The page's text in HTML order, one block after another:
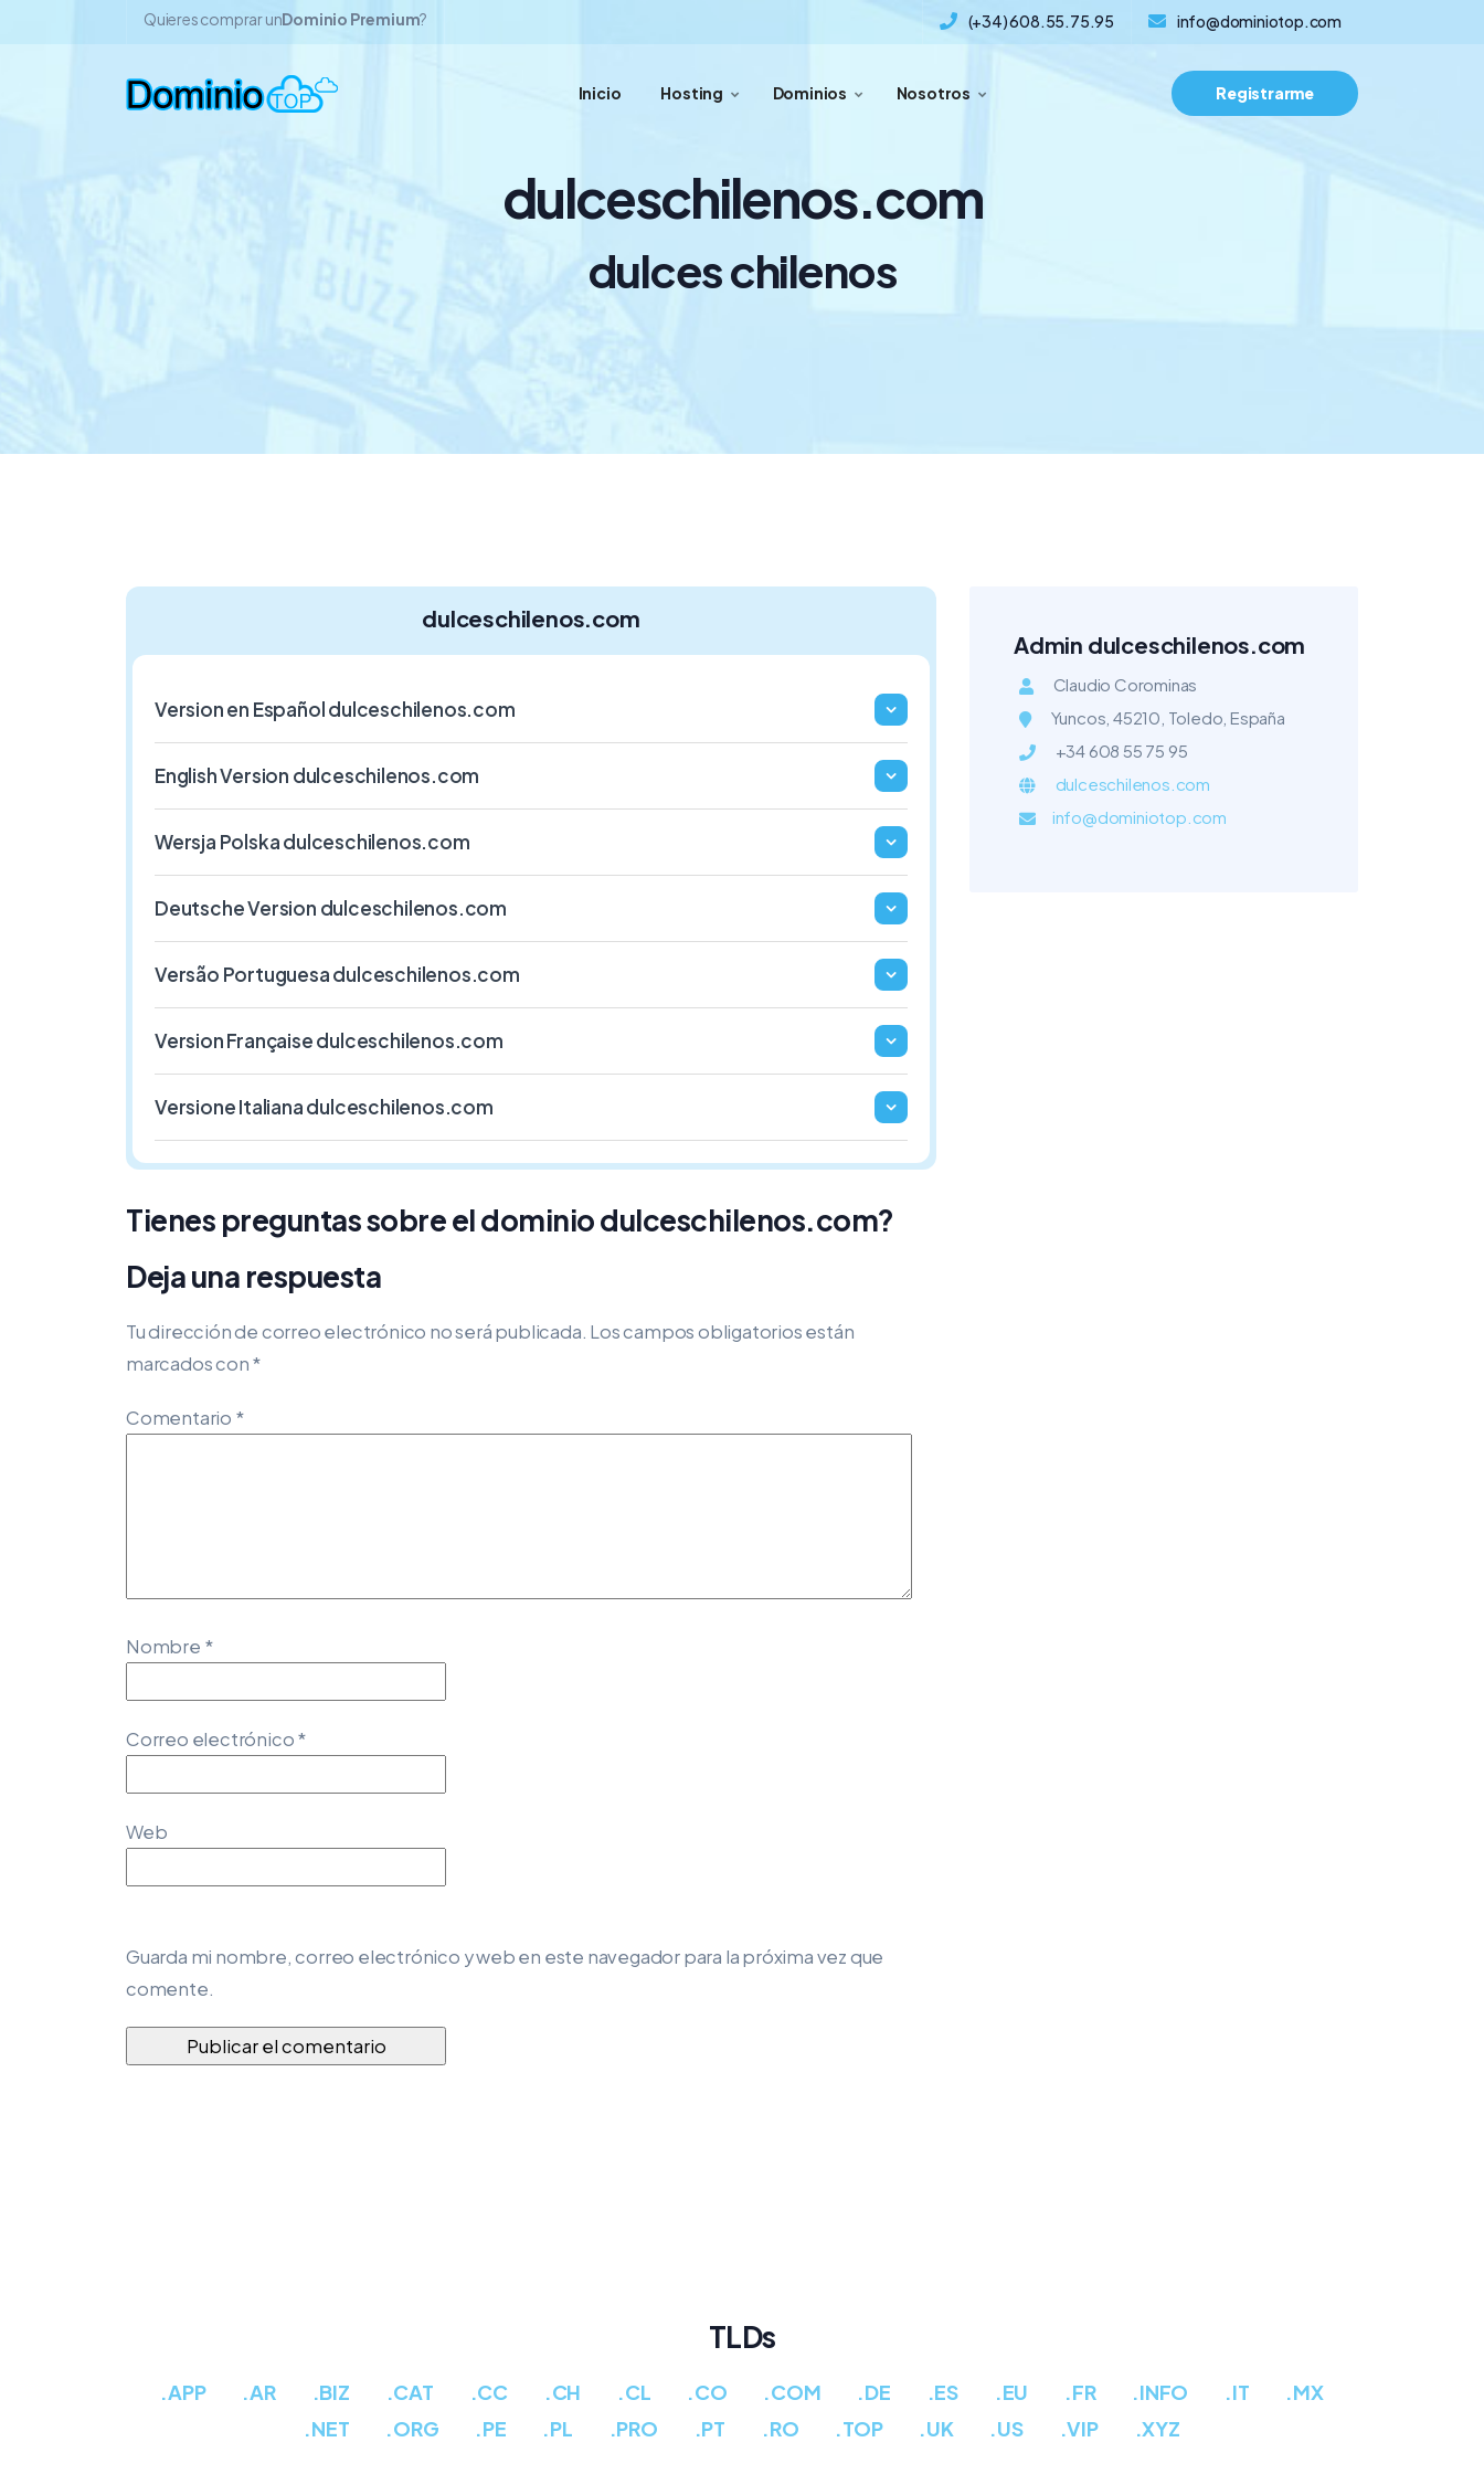
Quieres comprar unDominio Premium? (+34) 608.55.75.95 info@dominiotop.com
Inicio Hosting Dominios Nosotros Registrarme
dulceschilenos.com
dulces chilenos
dulceschilenos.com
Version en Español dulceschilenos.com
English Version dulceschilenos.com
Wersja Polska dulceschilenos.com
Deutsche Version dulceschilenos.com
Versão Portuguesa dulceschilenos.com
Version Française dulceschilenos.com
Versione Italiana dulceschilenos.com
Tienes preguntas sobre el dominio dulceschilenos.com?
Deja una respuesta
Tu dirección de correo electrónico no será publicada. Los campos obligatorios están
marcados con*
Comentario *
Nombre *
Correo electrónico*
Web
Guarda mi nombre, correo electrónico y web en este navegador para la próxima vez que
comente.
Admin dulceschilenos.com
Claudio Corominas
Yuncos, 45210, Toledo, España
+34 608 55 75 95
dulceschilenos.com
info@dominiotop.com
TLDs
.APP .AR .BIZ .CAT .CC .CH .CL .CO .COM .DE .ES .EU .FR .INFO .IT
.MX
.NET
.ORG .PE .PL .PRO .PT .RO .TOP .UK .US .VIP .XYZ